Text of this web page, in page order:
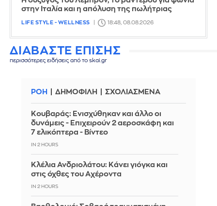
στην Ιταλία και η απόλυση της πωλήτριας
LIFE STYLE - WELLNESS 18:48, 08.08.2026
ΔΙΑΒΑΣΤΕ ΕΠΙΣΗΣ
περισσότερες ειδήσεις από το skai.gr
ΡΟΗ ΔΗΜΟΦΙΛΗ ΣΧΟΛΙΑΣΜΕΝΑ
Κουβαράς: Ενισχύθηκαν και άλλο οι
δυνάμεις - Επιχειρούν 2 αεροσκάφη και
7 ελικόπτερα - Βίντεο
IN 2 HOURS
Κλέλια Ανδριολάτου: Κάνει γιόγκα και
στις όχθες του Αχέροντα
IN 2 HOURS